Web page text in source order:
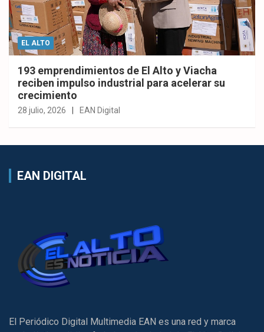
EL ALTO
193 emprendimientos de El Alto y Viacha
reciben impulso industrial para acelerar su
crecimiento
28 julio, 2026 EAN Digital
EAN DIGITAL
El Periódico Digital Multimedia EAN es una red y marca